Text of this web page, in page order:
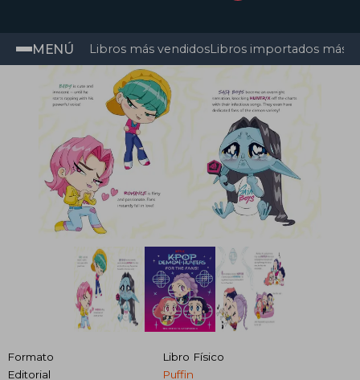
MENÚ Libros más vendidosLibros importados más
Formato
Libro Físico
Editorial
Puffin